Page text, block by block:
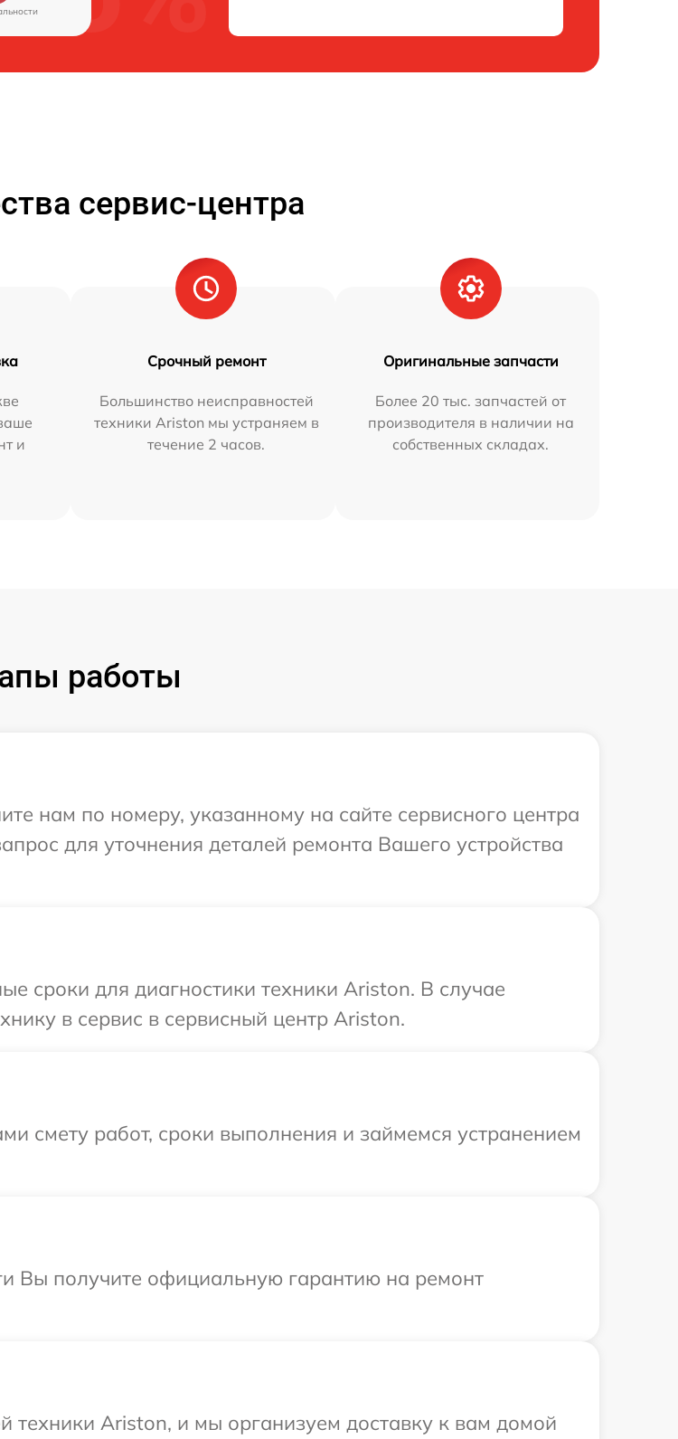
сервис-центра
и
Срочный ремонт
Большинство неисправностей
техники Ariston мы устраняем в
течение 2 часов.
Оригинальные запчасти
Более 20 тыс. запчастей от
производителя в наличии на
собственных складах.
работы
нам по номеру, указанному на сайте сервисного центра
для уточнения деталей ремонта Вашего устройства
сроки для диагностики техники Ariston. В случае
в сервис в сервисный центр Ariston.
смету работ, сроки выполнения и займемся устранением
Вы получите официальную гарантию на ремонт
техники Ariston, и мы организуем доставку к вам домой